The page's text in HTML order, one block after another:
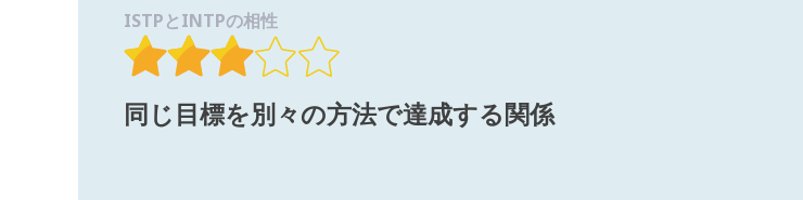
ISTPとINTPの相性
同じ目標を別々の方法で達成する関係